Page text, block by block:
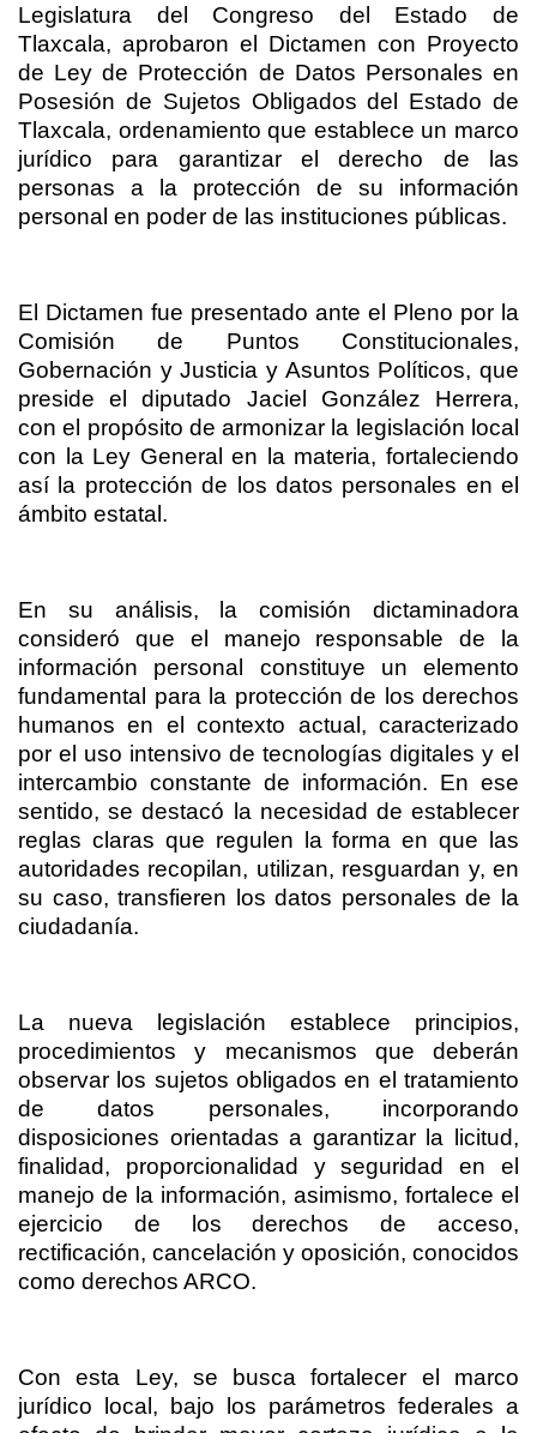
Legislatura del Congreso del Estado de
Tlaxcala, aprobaron el Dictamen con Proyecto
de Ley de Protección de Datos Personales en
Posesión de Sujetos Obligados del Estado de
Tlaxcala, ordenamiento que establece un marco
jurídico para garantizar el derecho de las
personas a la protección de su información
personal en poder de las instituciones públicas.
El Dictamen fue presentado ante el Pleno por la
Comisión de Puntos Constitucionales,
Gobernación y Justicia y Asuntos Políticos, que
preside el diputado Jaciel González Herrera,
con el propósito de armonizar la legislación local
con la Ley General en la materia, fortaleciendo
así la protección de los datos personales en el
ámbito estatal.
En su análisis, la comisión dictaminadora
consideró que el manejo responsable de la
información personal constituye un elemento
fundamental para la protección de los derechos
humanos en el contexto actual, caracterizado
por el uso intensivo de tecnologías digitales y el
intercambio constante de información. En ese
sentido, se destacó la necesidad de establecer
reglas claras que regulen la forma en que las
autoridades recopilan, utilizan, resguardan y, en
su caso, transfieren los datos personales de la
ciudadanía.
La nueva legislación establece principios,
procedimientos y mecanismos que deberán
observar los sujetos obligados en el tratamiento
de datos personales, incorporando
disposiciones orientadas a garantizar la licitud,
finalidad, proporcionalidad y seguridad en el
manejo de la información, asimismo, fortalece el
ejercicio de los derechos de acceso,
rectificación, cancelación y oposición, conocidos
como derechos ARCO.
Con esta Ley, se busca fortalecer el marco
jurídico local, bajo los parámetros federales a